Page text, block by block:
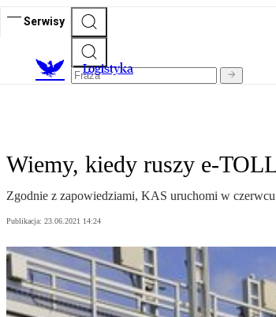
Serwisy
Logistyka
Wiemy, kiedy ruszy e-
Zgodnie z zapowiedziami, KAS uruchomi w
Publikacja: 23.06.2021 14:24